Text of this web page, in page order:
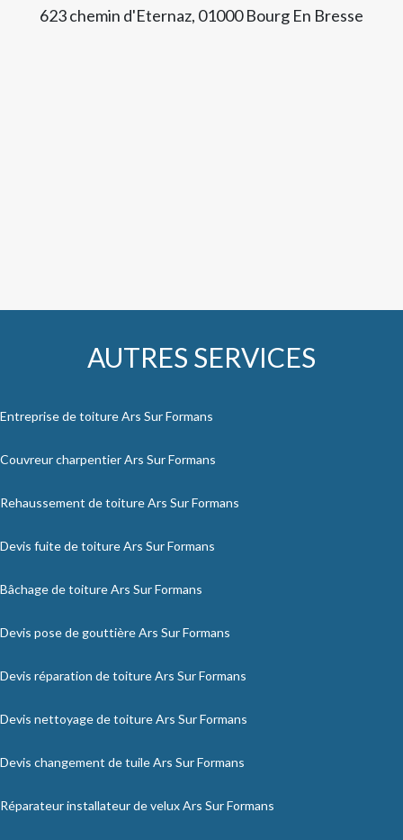
623 chemin d'Eternaz, 01000 Bourg En Bresse
AUTRES SERVICES
Entreprise de toiture Ars Sur Formans
Couvreur charpentier Ars Sur Formans
Rehaussement de toiture Ars Sur Formans
Devis fuite de toiture Ars Sur Formans
Bâchage de toiture Ars Sur Formans
Devis pose de gouttière Ars Sur Formans
Devis réparation de toiture Ars Sur Formans
Devis nettoyage de toiture Ars Sur Formans
Devis changement de tuile Ars Sur Formans
Réparateur installateur de velux Ars Sur Formans